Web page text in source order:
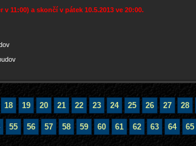
11:00) a skončí v pátek 10.5.2013 ve 20:00.
18 19 20 21 22 23 24 25 26 27 28
55 56 57 58 59 60 61 62 63 64 65